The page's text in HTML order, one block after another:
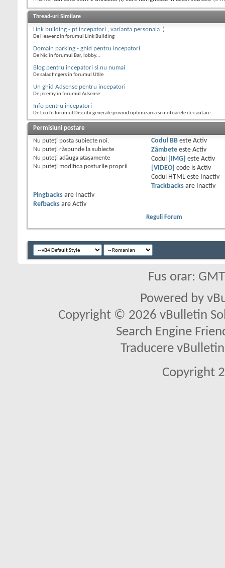
Thread-uri Similare
Link building - pt incepatori , varianta personala :)
De Heavenz în forumul Link Building
Domain parking - ghid pentru incepatori
De Nic în forumul Bar, lobby...
Blog pentru incepatori si nu numai
De saladfingers în forumul Utile
Un ghid Adsense pentru incepatori
De jeremy în forumul Adsense
Info pentru incepatori
De Leo în forumul Discutii generale privind optimizarea si motoarele de cautare
Permisiuni postare
Nu puteţi posta subiecte noi.
Nu puteţi răspunde la subiecte
Nu puteţi adăuga ataşamente
Nu puteţi modifica posturile proprii
Codul BBeste Activ
Zâmbeteeste Activ
Codul
[IMG] este Activ
[VIDEO] code is Activ
Codul HTML este
Inactiv
Trackbacksare
Inactiv
Pingbacks are
Inactiv
Refbacks are Activ
Reguli Forum
Fus orar:
Powered by
Copyright © 2026 vBulletin
Search Engine
Traducere
Copyright